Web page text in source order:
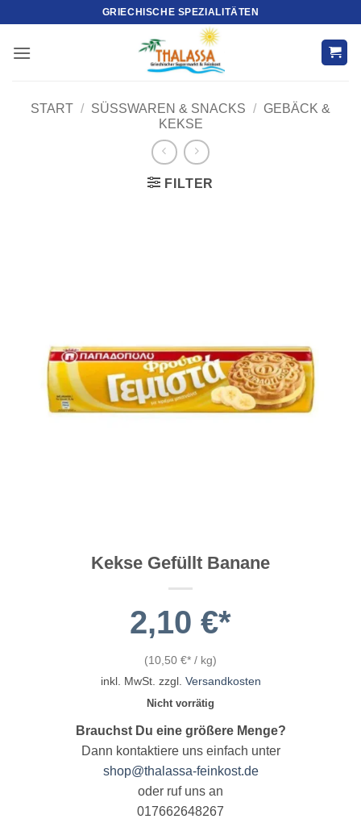
springen
GRIECHISCHE SPEZIALITÄTEN
START / SÜSSWAREN & SNACKS /
GEBÄCK &
KEKSE
FILTER
Kekse Gefüllt Banane
2,10 €
(10,50 € / kg)
inkl. MwSt. zzgl. Versandkosten
Nicht vorrätig
Brauchst Du eine größere Menge?
Dann kontaktiere uns einfach unter
shop@thalassa-feinkost.de
oder ruf uns an
017662648267